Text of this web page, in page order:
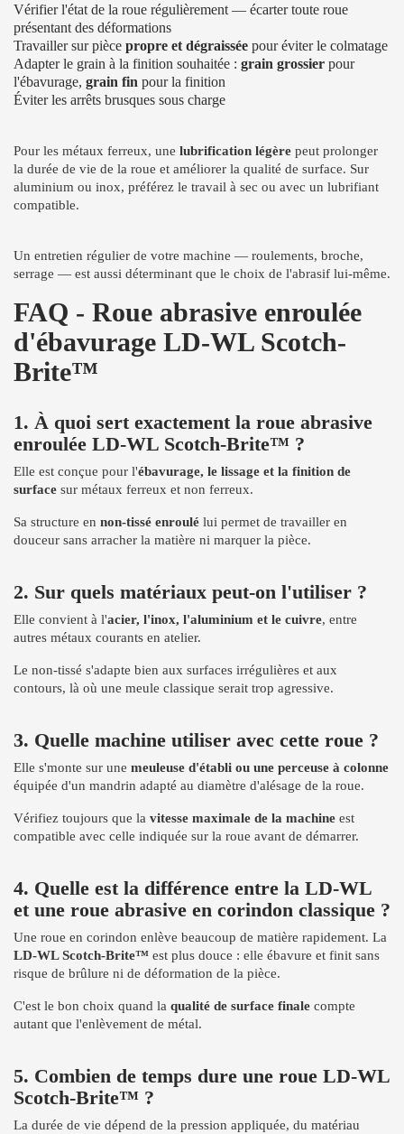
Vérifier l'état de la roue régulièrement — écarter toute roue
présentant des déformations
Travailler sur pièce propre et dégraissée pour éviter le colmatage
Adapter le grain à la finition souhaitée : grain grossier pour
l'ébavurage, grain fin pour la finition
Éviter les arrêts brusques sous charge
Pour les métaux ferreux, une lubrification légère peut prolonger
la durée de vie de la roue et améliorer la qualité de surface. Sur
aluminium ou inox, préférez le travail à sec ou avec un lubrifiant
compatible.
Un entretien régulier de votre machine — roulements, broche,
serrage — est aussi déterminant que le choix de l'abrasif lui-même.
FAQ - Roue abrasive enroulée
d'ébavurage LD-WL Scotch-
Brite™
1. À quoi sert exactement la roue abrasive
enroulée LD-WL Scotch-Brite™ ?
Elle est conçue pour l'ébavurage, le lissage et la finition de
surface sur métaux ferreux et non ferreux.
Sa structure en non-tissé enroulé lui permet de travailler en
douceur sans arracher la matière ni marquer la pièce.
2. Sur quels matériaux peut-on l'utiliser ?
Elle convient à l'acier, l'inox, l'aluminium et le cuivre, entre
autres métaux courants en atelier.
Le non-tissé s'adapte bien aux surfaces irrégulières et aux
contours, là où une meule classique serait trop agressive.
3. Quelle machine utiliser avec cette roue ?
Elle s'monte sur une meuleuse d'établi ou une perceuse à colonne
équipée d'un mandrin adapté au diamètre d'alésage de la roue.
Vérifiez toujours que la vitesse maximale de la machine est
compatible avec celle indiquée sur la roue avant de démarrer.
4. Quelle est la différence entre la LD-WL
et une roue abrasive en corindon classique ?
Une roue en corindon enlève beaucoup de matière rapidement. La
LD-WL Scotch-Brite™ est plus douce : elle ébavure et finit sans
risque de brûlure ni de déformation de la pièce.
C'est le bon choix quand la qualité de surface finale compte
autant que l'enlèvement de métal.
5. Combien de temps dure une roue LD-WL
Scotch-Brite™ ?
La durée de vie dépend de la pression appliquée, du matériau